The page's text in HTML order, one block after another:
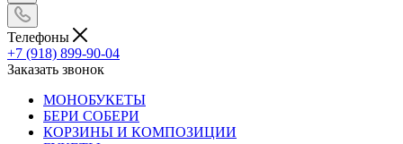
Телефоны
+7 (918) 899-90-04
Заказать звонок
МОНОБУКЕТЫ
БЕРИ СОБЕРИ
КОРЗИНЫ И КОМПОЗИЦИИ